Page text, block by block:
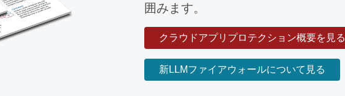
囲みます。
クラウドアプリプロテクション概要を見る
新LLMファイアウォールについて見る